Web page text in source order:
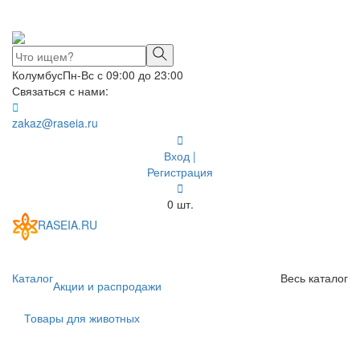
КолумбусПн-Вс с 09:00 до 23:00
Связаться с нами:
zakaz@raseia.ru
Вход |
Регистрация
0 шт.
RASEIA.RU
Каталог
Весь каталог
Акции и распродажи
Товары для животных